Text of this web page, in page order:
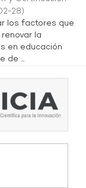
28)
los factores que
la
en educación
de ...